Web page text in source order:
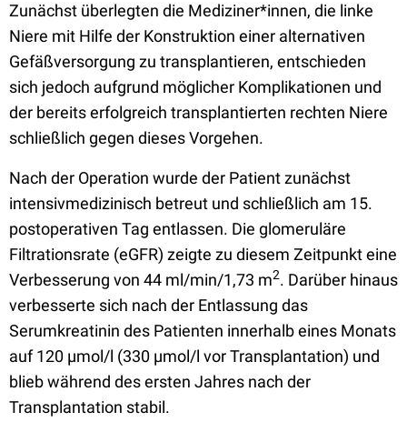
Zunächst überlegten die Mediziner*innen, die linke
Niere mit Hilfe der Konstruktion einer alternativen
Gefäßversorgung zu transplantieren, entschieden
sich jedoch aufgrund möglicher Komplikationen und
der bereits erfolgreich transplantierten rechten Niere
schließlich gegen dieses Vorgehen.
Nach der Operation wurde der Patient zunächst
intensivmedizinisch betreut und schließlich am 15.
postoperativen Tag entlassen. Die glomeruläre
Filtrationsrate (eGFR) zeigte zu diesem Zeitpunkt eine
Verbesserung von 44 ml/min/1,73 m2. Darüber hinaus
verbesserte sich nach der Entlassung das
Serumkreatinin des Patienten innerhalb eines Monats
auf 120 µmol/l (330 µmol/l vor Transplantation) und
blieb während des ersten Jahres nach der
Transplantation stabil.